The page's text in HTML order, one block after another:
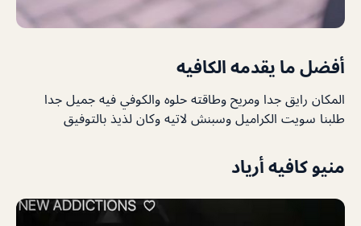
أفضل ما يقدمه الكافيه
المكان رايق جدا ومريح وطاقته حلوه والكوفي فيه جميل جدا
طلبنا سويت الكراميل وسبنش لاتيه وكان لذيذ بالتوفيق
منيو كافيه أرياد